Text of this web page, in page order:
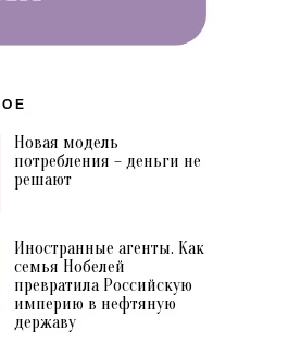
Новая модель
потребления – деньги не
решают
Иностранные агенты. Как
семья Нобелей
превратила Российскую
империю в нефтяную
державу